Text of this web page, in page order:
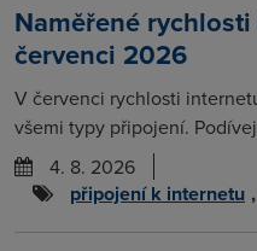
Naměřené
červenci 2026
V červenci rychlosti
všemi typy připojení.
4. 8. 2026
připojení k internetu ,